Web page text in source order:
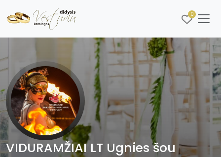
0
VIDURAMŽIAI LT Ugnies šou